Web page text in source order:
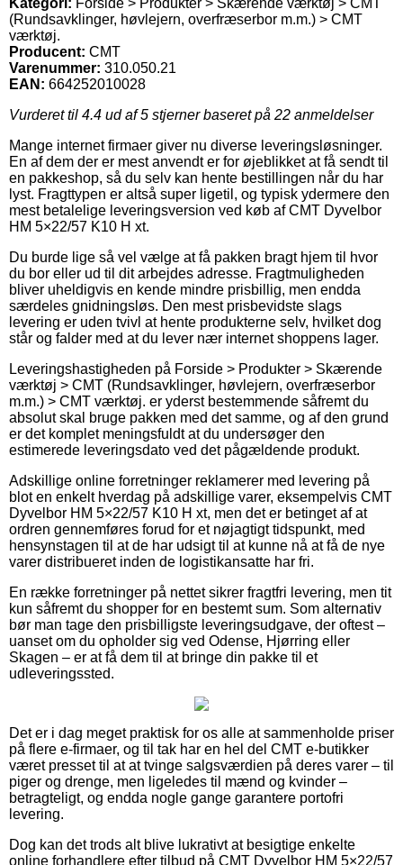
(Rundsavklinger, høvlejern, overfræserbor m.m.) > CMT
værktøj.
Producent: CMT
Varenummer: 310.050.21
EAN: 664252010028
Vurderet til 4.4 ud af 5 stjerner baseret på 22 anmeldelser
Mange internet firmaer giver nu diverse leveringsløsninger.
En af dem der er mest anvendt er for øjeblikket at få sendt til
en pakkeshop, så du selv kan hente bestillingen når du har
lyst. Fragttypen er altså super ligetil, og typisk ydermere den
mest betalelige leveringsversion ved køb af CMT Dyvelbor
HM 5×22/57 K10 H xt.
Du burde lige så vel vælge at få pakken bragt hjem til hvor
du bor eller ud til dit arbejdes adresse. Fragtmuligheden
bliver uheldigvis en kende mindre prisbillig, men endda
særdeles gnidningsløs. Den mest prisbevidste slags
levering er uden tvivl at hente produkterne selv, hvilket dog
står og falder med at du lever nær internet shoppens lager.
Leveringshastigheden på Forside > Produkter > Skærende
værktøj > CMT (Rundsavklinger, høvlejern, overfræserbor
m.m.) > CMT værktøj. er yderst bestemmende såfremt du
absolut skal bruge pakken med det samme, og af den grund
er det komplet meningsfuldt at du undersøger den
estimerede leveringsdato ved det pågældende produkt.
Adskillige online forretninger reklamerer med levering på
blot en enkelt hverdag på adskillige varer, eksempelvis CMT
Dyvelbor HM 5×22/57 K10 H xt, men det er betinget af at
ordren gennemføres forud for et nøjagtigt tidspunkt, med
hensynstagen til at de har udsigt til at kunne nå at få de nye
varer distribueret inden de logistikansatte har fri.
En række forretninger på nettet sikrer fragtfri levering, men tit
kun såfremt du shopper for en bestemt sum. Som alternativ
bør man tage den prisbilligste leveringsudgave, der oftest –
uanset om du opholder sig ved Odense, Hjørring eller
Skagen – er at få dem til at bringe din pakke til et
udleveringssted.
Det er i dag meget praktisk for os alle at sammenholde priser
på flere e-firmaer, og til tak har en hel del CMT e-butikker
været presset til at at tvinge salgsværdien på deres varer – til
piger og drenge, men ligeledes til mænd og kvinder –
betragteligt, og endda nogle gange garantere portofri
levering.
Dog kan det trods alt blive lukrativt at besigtige enkelte
online forhandlere efter tilbud på CMT Dyvelbor HM 5×22/57